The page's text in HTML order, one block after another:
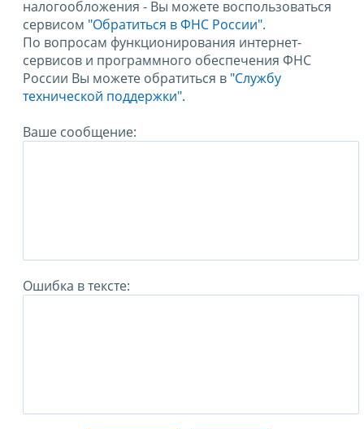
налогообложения - Вы можете воспользоваться
сервисом "Обратиться в ФНС России".
По вопросам функционирования интернет-
сервисов и программного обеспечения ФНС
России Вы можете обратиться в "Службу
технической поддержки".
Ваше сообщение:
Ошибка в тексте: